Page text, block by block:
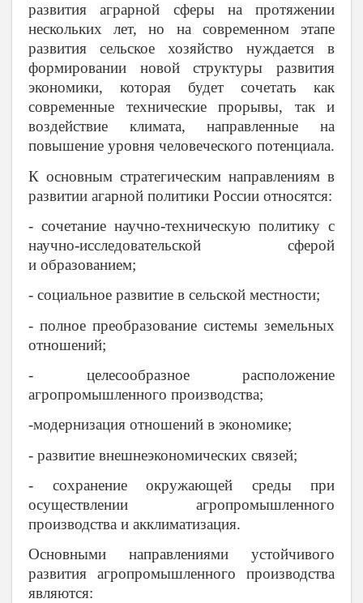
развития аграрной сферы на протяжении
нескольких лет, но на современном этапе
развития сельское хозяйство нуждается в
формировании новой структуры развития
экономики, которая будет сочетать как
современные технические прорывы, так и
воздействие климата, направленные на
повышение уровня человеческого потенциала.
К основным стратегическим направлениям в
развитии агарной политики России относятся:
- сочетание научно-техническую политику с
научно-исследовательской сферой
и образованием;
- социальное развитие в сельской местности;
- полное преобразование системы земельных
отношений;
- целесообразное расположение
агропромышленного производства;
-модернизация отношений в экономике;
- развитие внешнеэкономических связей;
- сохранение окружающей среды при
осуществлении агропромышленного
производства и акклиматизация.
Основными направлениями устойчивого
развития агропромышленного производства
являются: